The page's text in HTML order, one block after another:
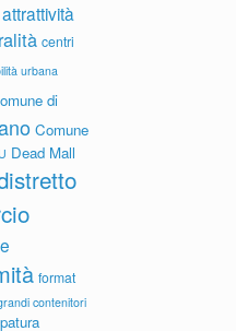
attrattività
centri
urbana
di
Comune
Dead Mall
format
contenitori